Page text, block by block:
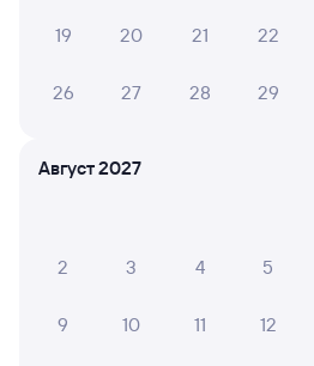
вагоне примерно 10 433 рубля.
Способы оплаты
Правила
19 20 21 22
26 27 28 29
Август 2027
2 3 4 5
9 10 11 12